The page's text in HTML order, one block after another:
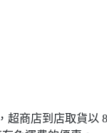
超商店到店取貨以